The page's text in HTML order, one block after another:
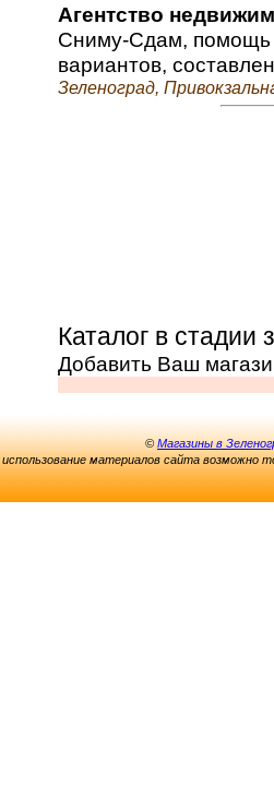
Агентство
Сниму-Сдам, помощь
вариантов,
Зеленоград,
Каталог в стадии
Добавить Ваш
©Магазины в
использование материалов сайта возможно